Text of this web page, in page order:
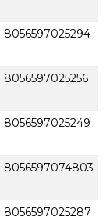
8056597025294
8056597025256
8056597025249
8056597074803
8056597025287